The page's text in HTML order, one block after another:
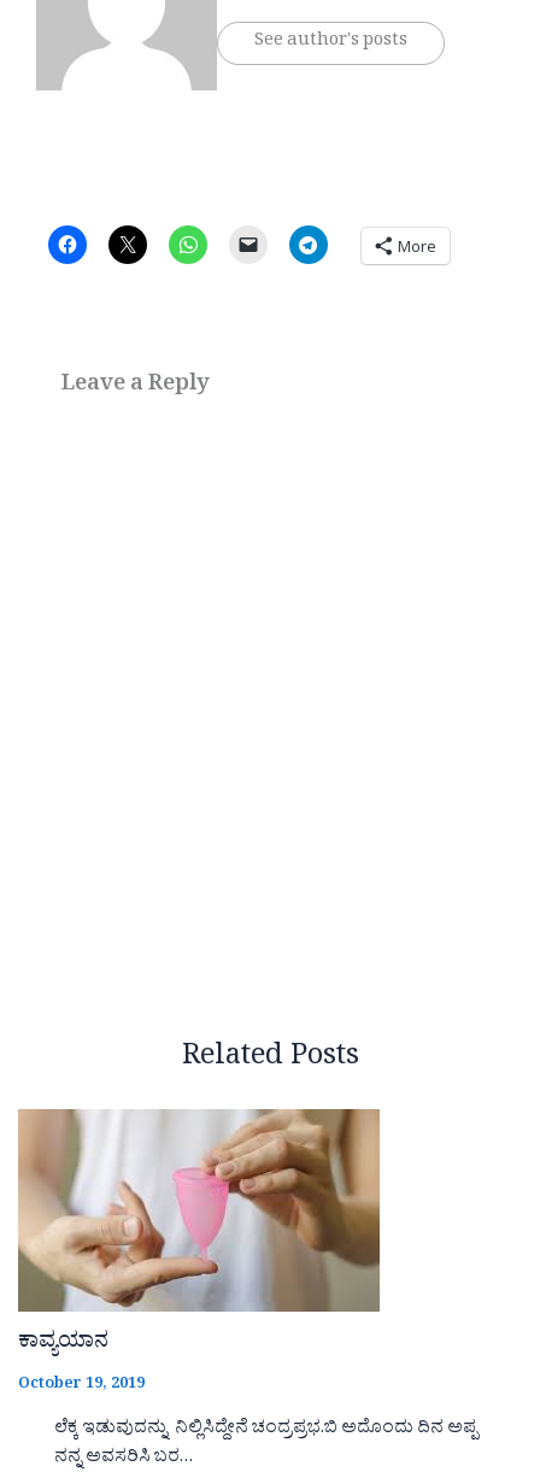
See author's posts
More
Leave a Reply
Related Posts
ಕಾವ್ಯಯಾನ
October 19, 2019
ಲೆಕ್ಕ ಇಡುವುದನ್ನು ನಿಲ್ಲಿಸಿದ್ದೇನೆ ಚಂದ್ರಪ್ರಭ.ಬಿ ಅದೊಂದು ದಿನ ಅಪ್ಪ
ನನ್ನ ಅವಸರಿಸಿ ಬರ…